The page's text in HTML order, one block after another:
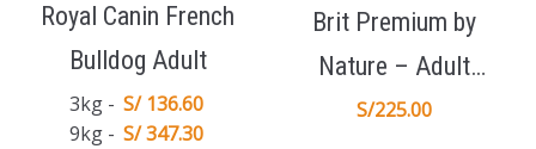
Royal Canin French
Bulldog Adult
3kg
S/ 136.60
9kg
S/ 347.30
Brit Premium by
Nature – Adult
Medium 15Kg
S/225.00